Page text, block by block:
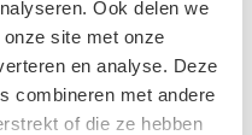
Ook delen we
site met onze
en analyse. Deze
combineren met andere
of die ze hebben